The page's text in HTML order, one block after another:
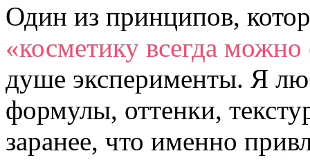
Один из принципов,
«косметику всегда
душе эксперименты. Я
формулы, оттенки,
заранее, что именно